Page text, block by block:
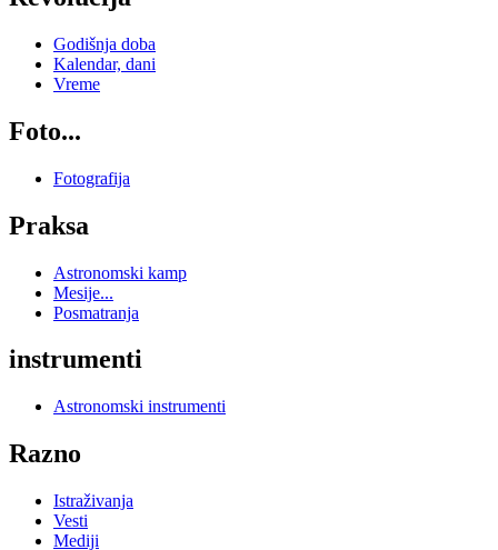
Godišnja doba
Kalendar, dani
Vreme
Foto...
Fotografija
Praksa
Astronomski kamp
Mesije...
Posmatranja
instrumenti
Astronomski instrumenti
Razno
Istraživanja
Vesti
Mediji